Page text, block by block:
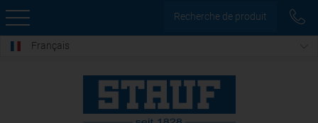
Recherche de produit
Français